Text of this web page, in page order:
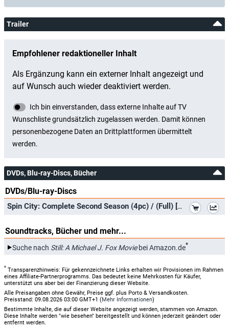
Trailer
DVDs, Blu-ray-Discs, Bücher
DVDs/Blu-ray-Discs
Spin City: Complete Second Season (4pc) / (Full) [DVD] [Region 1] [NTSC] [US Import]
Soundtracks, Bücher und mehr...
Suche nach Still: A Michael J. Fox Moviebei Amazon.de*
* Transparenzhinweis: Für gekennzeichnete Links erhalten wir Provisionen im Rahmen
eines Affiliate-Partnerprogramms. Das bedeutet keine Mehrkosten für Käufer,
unterstützt uns aber bei der Finanzierung dieser Website.
Alle Preisangaben ohne Gewähr, Preise ggf. plus Porto & Versandkosten.
Preisstand: 09.08.2026 03:00 GMT+1 (Mehr Informationen)
Bestimmte Inhalte, die auf dieser Website angezeigt werden, stammen von Amazon.
Diese Inhalte werden "wie besehen" bereitgestellt und können jederzeit geändert oder
entfernt werden.